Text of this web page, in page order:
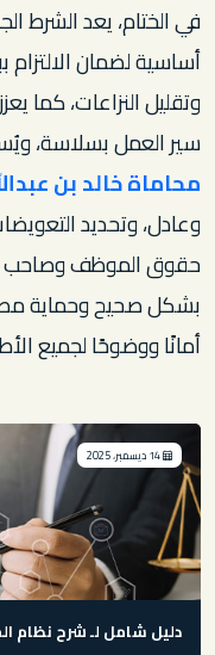
في الختام، يعد الشرط
أساسية لضمان
وتقليل النزاعات، كما
سير العمل بسلاسة،
محاماة خالد بن
وعادل، وتحديد
حقوق الموظف وصاحب
بشكل صحيح وحماية
أمانًا ووضوحًا لجميع
دليل شامل لـ شرح نظام المحاكم